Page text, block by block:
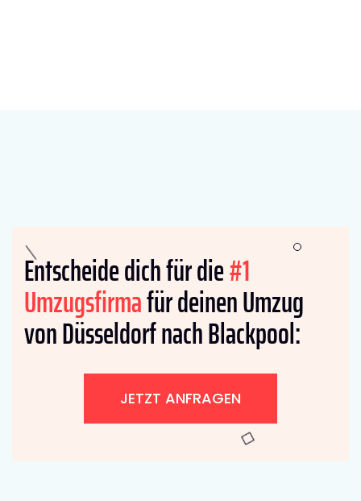
Entscheide dich für die#1
Umzugsfirmafür deinen Umzug
von Düsseldorf nach Blackpool:
JETZT ANFRAGEN